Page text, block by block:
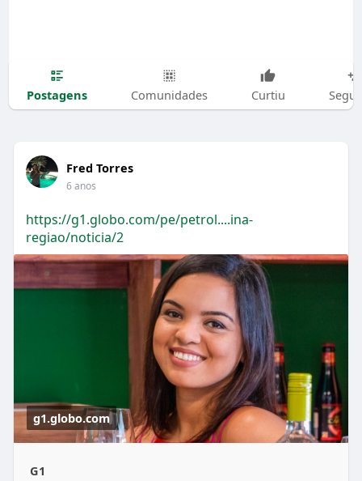
Postagens Comunidades Curtiu
Fred Torres
6 anos
https://g1.globo.com/pe/petrol....ina-
regiao/noticia/2
g1.globo.com
G1